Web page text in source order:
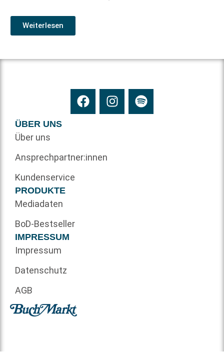
Weiterlesen
ÜBER UNS
Über uns
Ansprechpartner:innen
Kundenservice
PRODUKTE
Mediadaten
BoD-Bestseller
IMPRESSUM
Impressum
Datenschutz
AGB